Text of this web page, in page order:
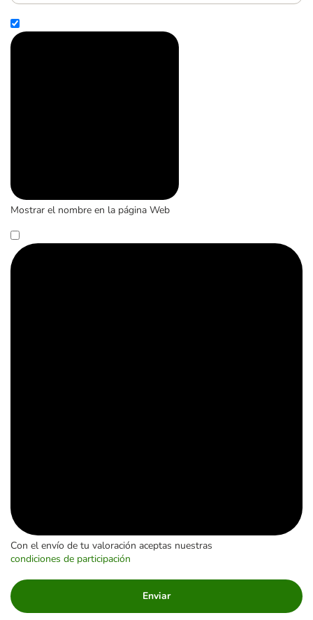
Mostrar el nombre en la página Web
Con el envío de tu valoración aceptas nuestras
condiciones de participación
Enviar